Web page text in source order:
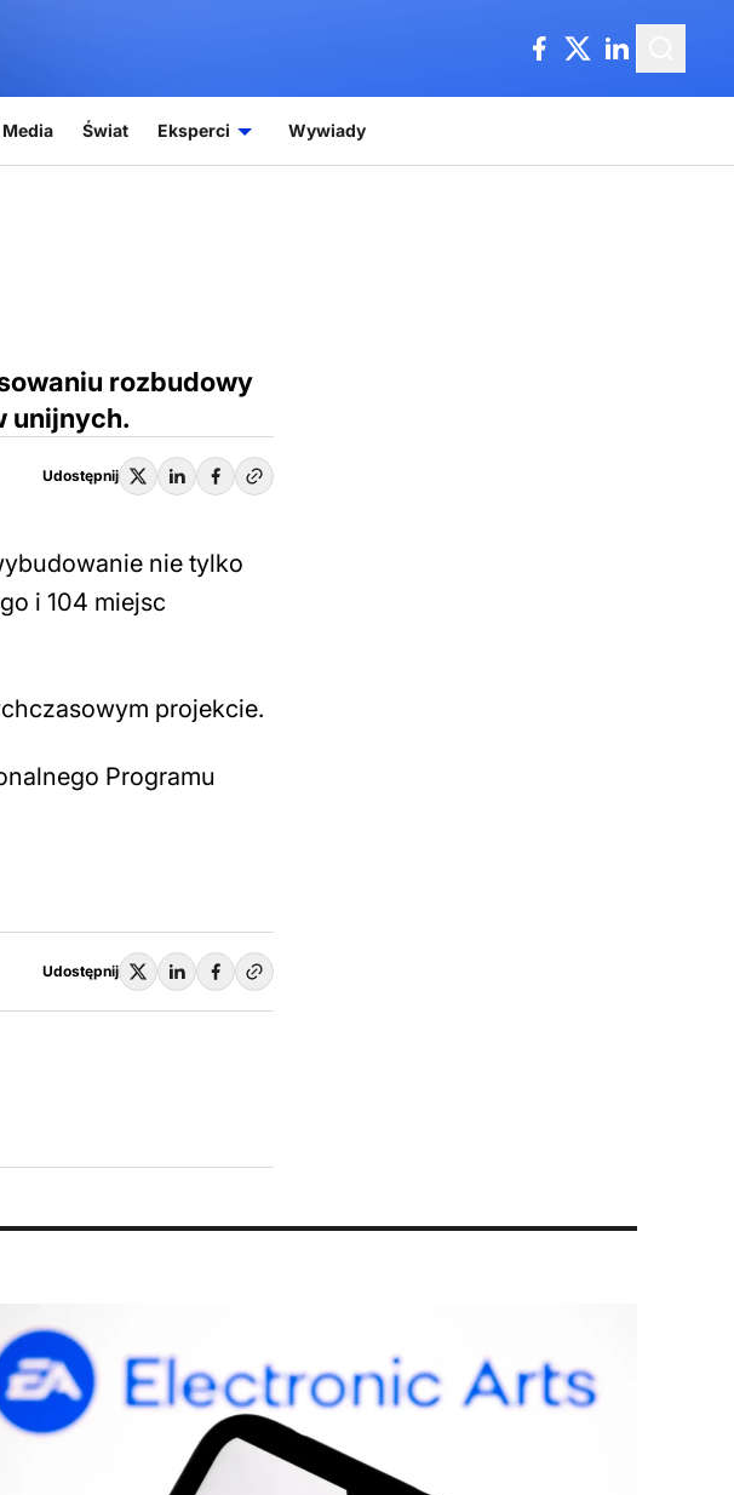
Media Świat Eksperci Wywiady
rozbudowy
unijnych.
Udostępnij
nie tylko
i 104 miejsc
projekcie.
Programu
Udostępnij